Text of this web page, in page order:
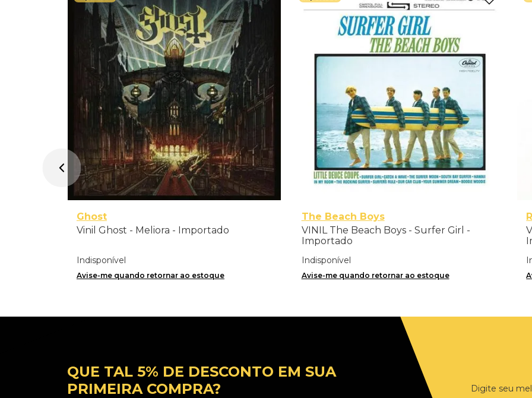
Ghost
Vinil Ghost - Meliora - Importado
Indisponível
Avise-me quando retornar ao estoque
The Beach Boys
VINIL The Beach Boys - Surfer Girl -
Importado
Indisponível
Avise-me quando retornar ao estoque
QUE TAL 5% DE DESCONTO EM SUA
PRIMEIRA COMPRA?
Digite seu